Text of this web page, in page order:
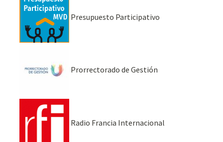
Presupuesto Participativo
Prorrectorado de Gestión
Radio Francia Internacional